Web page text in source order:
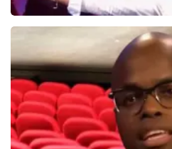
Hans Klok
314+ reviews
BEKIJKEN